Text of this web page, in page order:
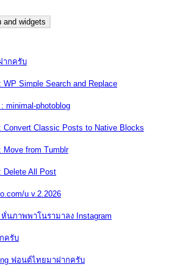
and widgets
ากครับ
WP Simple Search and Replace
minimal-photoblog
Convert Classic Posts to Native Blocks
Move from Tumblr
Delete All Post
u v.2.2026
หั่นภาพพาโนรามาลง Instagram
ครับ
ฟอนต์ไทยมาฝากครับ